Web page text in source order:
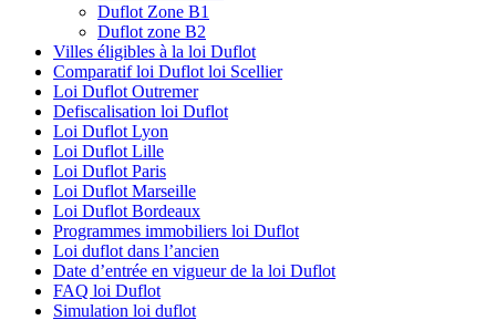
Duflot Zone B1
Duflot zone B2
Villes éligibles à la loi Duflot
Comparatif loi Duflot loi Scellier
Loi Duflot Outremer
Defiscalisation loi Duflot
Loi Duflot Lyon
Loi Duflot Lille
Loi Duflot Paris
Loi Duflot Marseille
Loi Duflot Bordeaux
Programmes immobiliers loi Duflot
Loi duflot dans l’ancien
Date d’entrée en vigueur de la loi Duflot
FAQ loi Duflot
Simulation loi duflot